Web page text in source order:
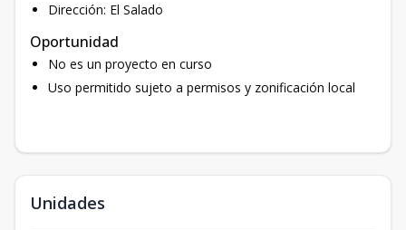
Dirección: El Salado
Oportunidad
No es un proyecto en curso
Uso permitido sujeto a permisos y zonificación local
Unidades